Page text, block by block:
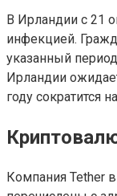
В Ирландии с 21
инфекцией.
указанный
Ирландии
году сократится
Компания Tether